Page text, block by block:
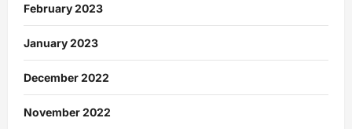
February 2023
January 2023
December 2022
November 2022